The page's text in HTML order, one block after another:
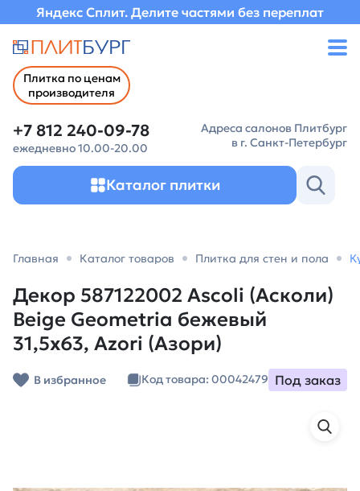
Яндекс Сплит. Делите частями без переплат
Плитка по ценам
производителя
+7 812 240-09-78
ежедневно 10.00-20.00
Адреса салонов Плитбург
в г. Санкт-Петербург
Каталог плитки
Главная Каталог товаров Плитка для стен и пола
Декор 587122002 Ascoli (Асколи)
Beige Geometria бежевый
31,5х63, Azori (Азори)
В избранное Код товара: 00042479 Под заказ